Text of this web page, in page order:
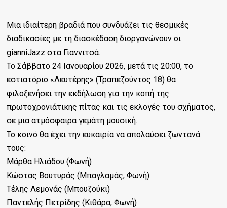
Μια ιδιαίτερη βραδιά που συνδυάζει τις θεσμικές
διαδικασίες με τη διασκέδαση διοργανώνουν οι
gianniJazz στα Γιαννιτσά.
Το Σάββατο 24 Ιανουαρίου 2026, μετά τις 20:00, το
εστιατόριο «Λευτέρης» (Τραπεζούντος 18) θα
φιλοξενήσει την εκδήλωση για την κοπή της
πρωτοχρονιάτικης πίτας και τις εκλογές του σχήματος,
σε μια ατμόσφαιρα γεμάτη μουσική.
Το κοινό θα έχει την ευκαιρία να απολαύσει ζωντανά
τους:
Μάρθα Ηλιάδου (Φωνή)
Κώστας Βουτυράς (Μπαγλαμάς, Φωνή)
Τέλης Λεμονάς (Μπουζούκι)
Παντελής Πετρίδης (Κιθάρα, Φωνή)